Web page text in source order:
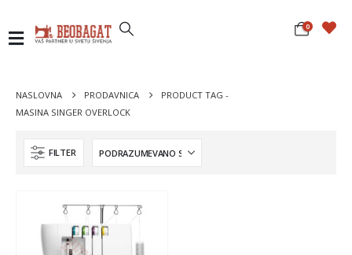
0
NASLOVNA PRODAVNICA
PRODUCT TAG -
MASINA SINGER OVERLOCK
FILTER